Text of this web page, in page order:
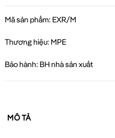
Mã sản phẩm: EXR/M
Thương hiệu: MPE
Bảo hành: BH nhà sản xuất
MÔ TẢ